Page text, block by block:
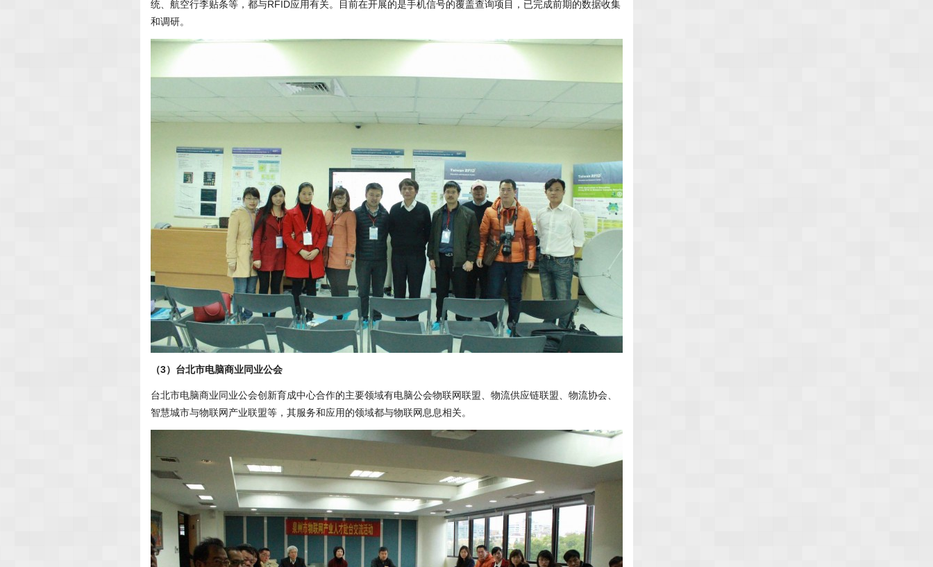
统、航空行李贴条等，都与RFID应用有关。目前在开展的是手机信号的覆盖查询项目，已完成前期的数据收集
和调研。
（3）台北市电脑商业同业公会
台北市电脑商业同业公会创新育成中心合作的主要领域有电脑公会物联网联盟、物流供应链联盟、物流协会、
智慧城市与物联网产业联盟等，其服务和应用的领域都与物联网息息相关。